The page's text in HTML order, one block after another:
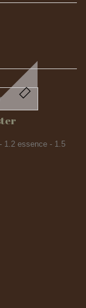
1.2 essence - 1.5